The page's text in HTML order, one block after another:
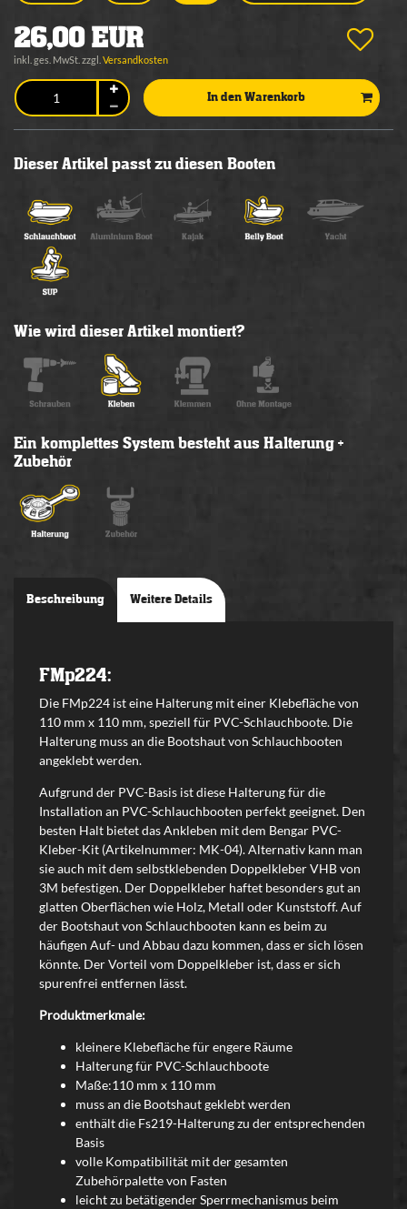
26,00 EUR
inkl. ges. MwSt. zzgl. Versandkosten
In den Warenkorb
Dieser Artikel passt zu diesen Booten
Wie wird dieser Artikel montiert?
Ein komplettes System besteht aus Halterung +
Zubehör
Beschreibung Weitere Details
FMp224:
Die FMp224 ist eine Halterung mit einer Klebefläche von
110 mm x 110 mm, speziell für PVC-Schlauchboote. Die
Halterung muss an die Bootshaut von Schlauchbooten
angeklebt werden.
Aufgrund der PVC-Basis ist diese Halterung für die
Installation an PVC-Schlauchbooten perfekt geeignet. Den
besten Halt bietet das Ankleben mit dem Bengar PVC-
Kleber-Kit (Artikelnummer: MK-04). Alternativ kann man
sie auch mit dem selbstklebenden Doppelkleber VHB von
3M befestigen. Der Doppelkleber haftet besonders gut an
glatten Oberflächen wie Holz, Metall oder Kunststoff. Auf
der Bootshaut von Schlauchbooten kann es beim zu
häufigen Auf- und Abbau dazu kommen, dass er sich lösen
könnte. Der Vorteil vom Doppelkleber ist, dass er sich
spurenfrei entfernen lässt.
Produktmerkmale:
kleinere Klebefläche für engere Räume
Halterung für PVC-Schlauchboote
Maße:110 mm x 110 mm
muss an die Bootshaut geklebt werden
enthält die Fs219-Halterung zu der entsprechenden
Basis
volle Kompatibilität mit der gesamten
Zubehörpalette von Fasten
leicht zu betätigender Sperrmechanismus beim